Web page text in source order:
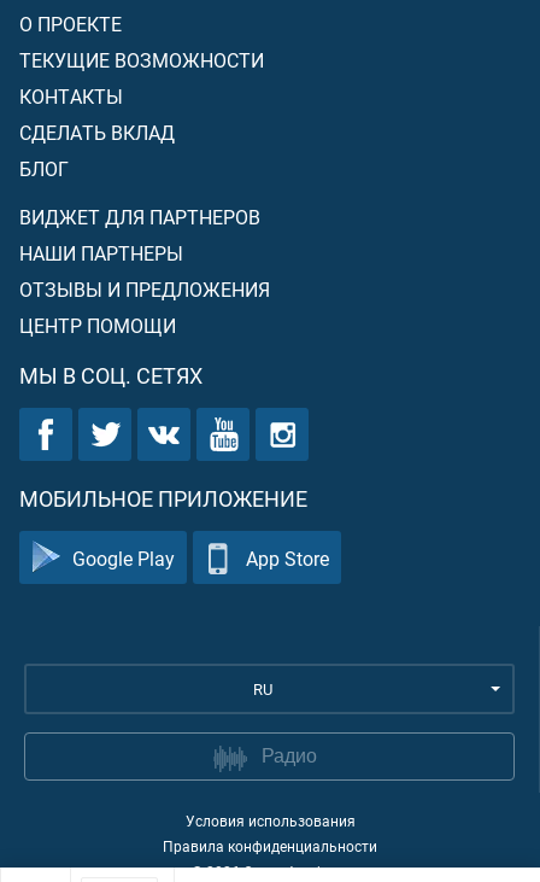
О ПРОЕКТЕ
ТЕКУЩИЕ ВОЗМОЖНОСТИ
КОНТАКТЫ
СДЕЛАТЬ ВКЛАД
БЛОГ
ВИДЖЕТ ДЛЯ ПАРТНЕРОВ
НАШИ ПАРТНЕРЫ
ОТЗЫВЫ И ПРЕДЛОЖЕНИЯ
ЦЕНТР ПОМОЩИ
МЫ В СОЦ. СЕТЯХ
МОБИЛЬНОЕ ПРИЛОЖЕНИЕ
Google Play App Store
RU
Радио
Условия использования
Правила конфиденциальности
©2026Quran Academy